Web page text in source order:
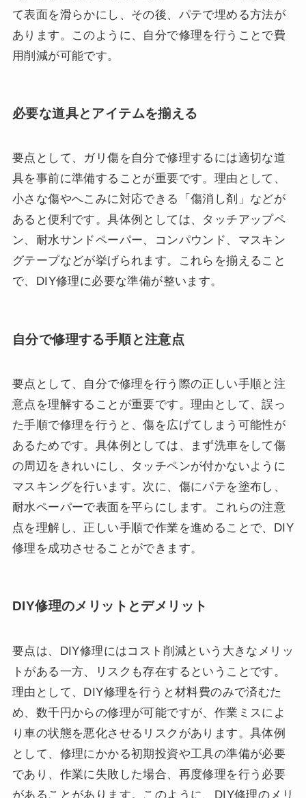
て表面を滑らかにし、その後、パテで埋める方法が
あります。このように、自分で修理を行うことで費
用削減が可能です。
必要な道具とアイテムを揃える
要点として、ガリ傷を自分で修理するには適切な道
具を事前に準備することが重要です。理由として、
小さな傷やへこみに対応できる「傷消し剤」などが
あると便利です。具体例としては、タッチアップペ
ン、耐水サンドペーパー、コンパウンド、マスキン
グテープなどが挙げられます。これらを揃えること
で、DIY修理に必要な準備が整います。
自分で修理する手順と注意点
要点として、自分で修理を行う際の正しい手順と注
意点を理解することが重要です。理由として、誤っ
た手順で修理を行うと、傷を広げてしまう可能性が
あるためです。具体例としては、まず洗車をして傷
の周辺をきれいにし、タッチペンが付かないように
マスキングを行います。次に、傷にパテを塗布し、
耐水ペーパーで表面を平らにします。これらの注意
点を理解し、正しい手順で作業を進めることで、DIY
修理を成功させることができます。
DIY修理のメリットとデメリット
要点は、DIY修理にはコスト削減という大きなメリッ
トがある一方、リスクも存在するということです。
理由として、DIY修理を行うと材料費のみで済むた
め、数千円からの修理が可能ですが、作業ミスによ
り車の状態を悪化させるリスクがあります。具体例
として、修理にかかる初期投資や工具の準備が必要
であり、作業に失敗した場合、再度修理を行う必要
があることがあります。このように、DIY修理のメリ